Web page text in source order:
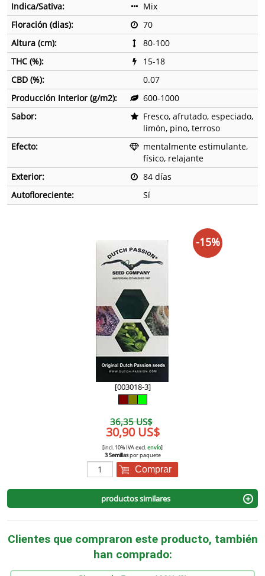
Indica/Sativa:
Mix
Floración (dias):
70
Altura (cm):
80-100
THC (%):
15-18
CBD (%):
0.07
Producción Interior (g/m2):
600-1000
Sabor:
Fresco, afrutado, especiado,
limón, pino, terroso
Efecto:
mentalmente estimulante,
físico, relajante
Exterior:
84 días
Autofloreciente:
Sí
[003018-3]
36,35 US$
30,90 US$
[incl. 10% IVA excl.envío]
3 Semillaspor paquete
Comprar
-15%
productos similares
Clientes que compraron este producto, también
han comprado: